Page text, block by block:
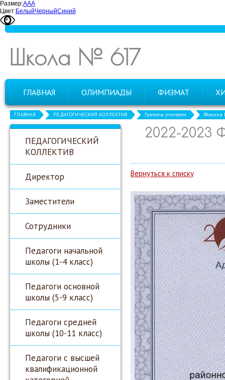
Размер:ААА
Цвет:БелыйЧерныйСиний
Школа № 617
ГЛАВНАЯ ОЛИМПИАДЫ ФИЗМАТ
ГЛАВНАЯ ПЕДАГОГИЧЕСКИЙ КОЛЛЕКТИВ Грамоты учителям Фомина
ПЕДАГОГИЧЕСКИЙ
КОЛЛЕКТИВ
Директор
Заместители
Сотрудники
Педагоги начальной
школы (1-4 класс)
Педагоги основной
школы (5-9 класс)
Педагоги средней
школы (10-11 класс)
Педагоги с высшей
квалификационной
2022-
Вернуться к списку